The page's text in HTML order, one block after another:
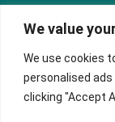
We value
We use cookies
personalised
clicking "Accept
324 474 1080
ChatBot
318 707 6476
Horario